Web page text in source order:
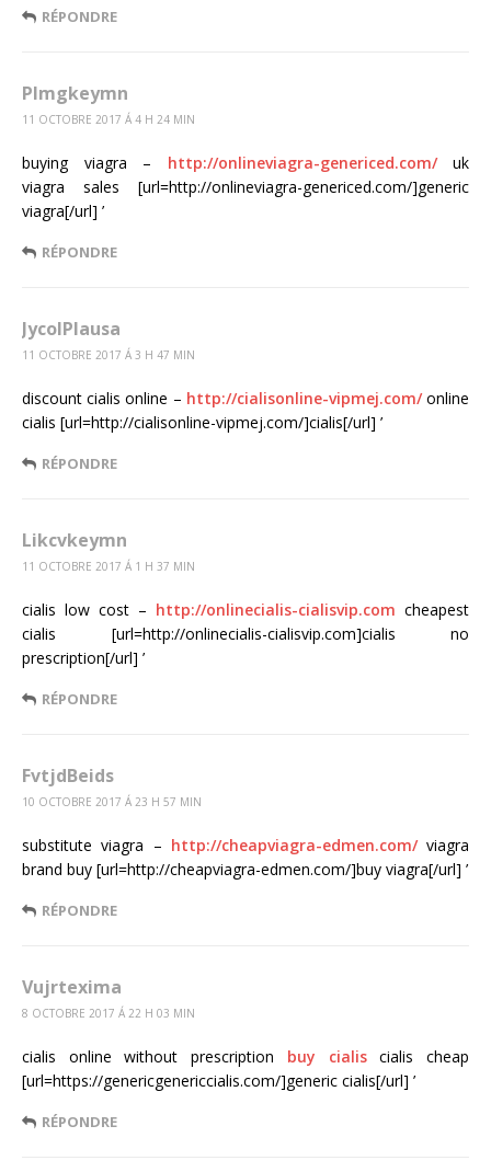
RÉPONDRE
Plmgkeymn
11 OCTOBRE 2017 Á 4 H 24 MIN
buying viagra – http://onlineviagra-genericed.com/uk
viagra sales [url=http://onlineviagra-genericed.com/]generic
viagra[/url] ’
RÉPONDRE
JycolPlausa
11 OCTOBRE 2017 Á 3 H 47 MIN
discount cialis online – http://cialisonline-vipmej.com/online
cialis [url=http://cialisonline-vipmej.com/]cialis[/url] ’
RÉPONDRE
Likcvkeymn
11 OCTOBRE 2017 Á 1 H 37 MIN
cialis low cost – http://onlinecialis-cialisvip.com cheapest
cialis [url=http://onlinecialis-cialisvip.com]cialis no
prescription[/url] ’
RÉPONDRE
FvtjdBeids
10 OCTOBRE 2017 Á 23 H 57 MIN
substitute viagra – http://cheapviagra-edmen.com/viagra
brand buy [url=http://cheapviagra-edmen.com/]buy viagra[/url] ’
RÉPONDRE
Vujrtexima
8 OCTOBRE 2017 Á 22 H 03 MIN
cialis online without prescription buy cialiscialis cheap
[url=https://genericgenericcialis.com/]generic cialis[/url] ’
RÉPONDRE